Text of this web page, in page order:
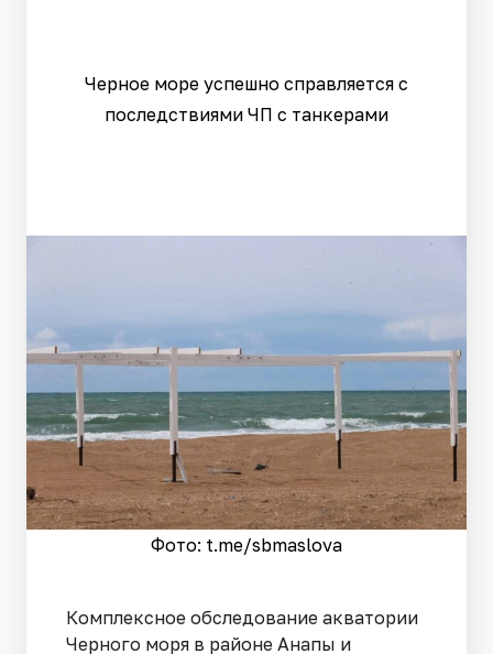
Черное море успешно справляется с
последствиями ЧП с танкерами
Фото: t.me/sbmaslova
Комплексное обследование акватории
Черного моря в районе Анапы и